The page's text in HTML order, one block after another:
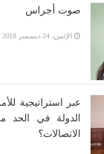
صوت أجراس
الإثنين، 24 ديسمبر 2018 09:27 ص
عبر استراتيجية
الدولة في الحد
الاتصالات؟